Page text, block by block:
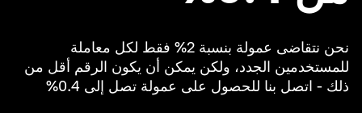
نحن نتقاضى عمولة بنسبة 2% فقط لكل معاملة
للمستخدمين الجدد، ولكن يمكن أن يكون الرقم أقل من
ذلك - اتصل بنا للحصول على عمولة تصل إلى 0.4%